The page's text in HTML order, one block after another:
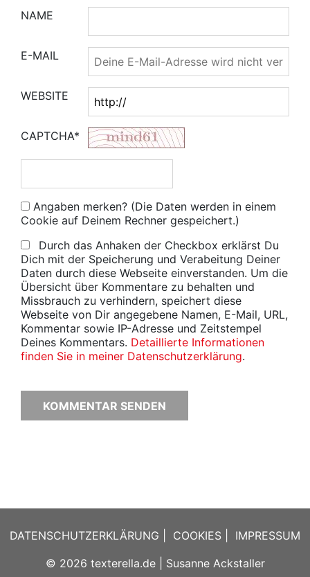
NAME
E-MAIL
WEBSITE
CAPTCHA*
Angaben merken? (Die Daten werden in einem
Cookie auf Deinem Rechner gespeichert.)
Durch das Anhaken der Checkbox erklärst Du
Dich mit der Speicherung und Verabeitung Deiner
Daten durch diese Webseite einverstanden. Um die
Übersicht über Kommentare zu behalten und
Missbrauch zu verhindern, speichert diese
Webseite von Dir angegebene Namen, E-Mail, URL,
Kommentar sowie IP-Adresse und Zeitstempel
Deines Kommentars. Detaillierte Informationen
finden Sie in meiner Datenschutzerklärung.
DATENSCHUTZERKLÄRUNG COOKIES
IMPRESSUM
© 2026 texterella.de| Susanne Ackstaller